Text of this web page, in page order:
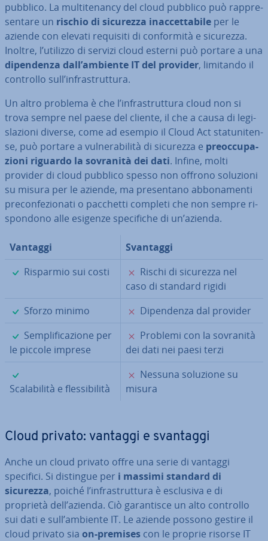
pubblico. La mul­ti­te­nan­cy del cloud pubblico può rap­pre­
sen­ta­re un rischio di sicurezza inac­cet­ta­bi­le per le
aziende con elevati requisiti di con­for­mi­tà e sicurezza.
Inoltre, l’utilizzo di servizi cloud esterni può portare a una
di­pen­den­za dall’ambiente IT del provider, limitando il
controllo sull’in­fra­strut­tu­ra.
Un altro problema è che l’in­fra­strut­tu­ra cloud non si
trova sempre nel paese del cliente, il che a causa di le­gi­
sla­zio­ni diverse, come ad esempio il Cloud Act sta­tu­ni­ten­
se, può portare a vul­ne­ra­bi­li­tà di sicurezza e pre­oc­cu­pa­
zio­ni riguardo la sovranità dei dati. Infine, molti
provider di cloud pubblico spesso non offrono soluzioni
su misura per le aziende, ma pre­sen­ta­no ab­bo­na­men­ti
pre­con­fe­zio­na­ti o pacchetti completi che non sempre ri­
spon­do­no alle esigenze spe­ci­fi­che di un’azienda.
Vantaggi
Svantaggi
✓
Risparmio sui costi ✗
Rischi di sicurezza nel
caso di standard rigidi
✓
Sforzo minimo ✗
Di­pen­den­za dal provider
✓
Sem­pli­fi­ca­zio­ne per
le piccole imprese
✗
Problemi con la sovranità
dei dati nei paesi terzi
Sca­la­bi­li­tà e fles­si­bi­li­tà
✗
Nessuna soluzione su
misura
Cloud privato: vantaggi e svantaggi
Anche un cloud privato offre una serie di vantaggi
specifici. Si distingue per i massimi standard di
sicurezza, poiché l’in­fra­strut­tu­ra è esclusiva e di
proprietà dell’azienda. Ciò ga­ran­ti­sce un alto controllo
sui dati e sull’ambiente IT. Le aziende possono gestire il
cloud privato sia on-premises con le proprie risorse IT